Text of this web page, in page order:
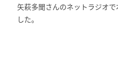
矢萩多聞さんのネットラジオ
した。